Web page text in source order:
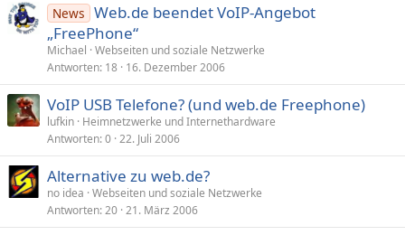
News Web.de beendet VoIP-Angebot
„FreePhone“
Michael Webseiten und soziale Netzwerke
Antworten 18 16. Dezember 2006
VoIP USB Telefone? (und web.de Freephone)
lufkin Heimnetzwerke und Internethardware
Antworten 0 22. Juli 2006
Alternative zu web.de?
no idea Webseiten und soziale Netzwerke
Antworten 20 21. März 2006